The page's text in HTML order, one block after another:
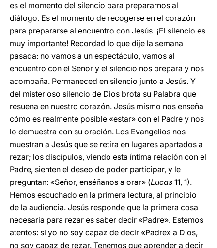
es el momento del silencio para prepararnos al
diálogo. Es el momento de recogerse en el corazón
para prepararse al encuentro con Jesús. ¡El silencio es
muy importante! Recordad lo que dije la semana
pasada: no vamos a un espectáculo, vamos al
encuentro con el Señor y el silencio nos prepara y nos
acompaña. Permaneced en silencio junto a Jesús. Y
del misterioso silencio de Dios brota su Palabra que
resuena en nuestro corazón. Jesús mismo nos enseña
cómo es realmente posible «estar» con el Padre y nos
lo demuestra con su oración. Los Evangelios nos
muestran a Jesús que se retira en lugares apartados a
rezar; los discípulos, viendo esta íntima relación con el
Padre, sienten el deseo de poder participar, y le
preguntan: «Señor, enséñanos a orar» (Lucas 11, 1).
Hemos escuchado en la primera lectura, al principio
de la audiencia. Jesús responde que la primera cosa
necesaria para rezar es saber decir «Padre». Estemos
atentos: si yo no soy capaz de decir «Padre» a Dios,
no soy capaz de rezar. Tenemos que aprender a decir